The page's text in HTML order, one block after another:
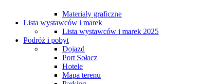
Materiały graficzne
Lista wystawców i marek
Lista wystawców i marek 2025
Podróż i pobyt
Dojazd
Port Sołacz
Hotele
Mapa terenu